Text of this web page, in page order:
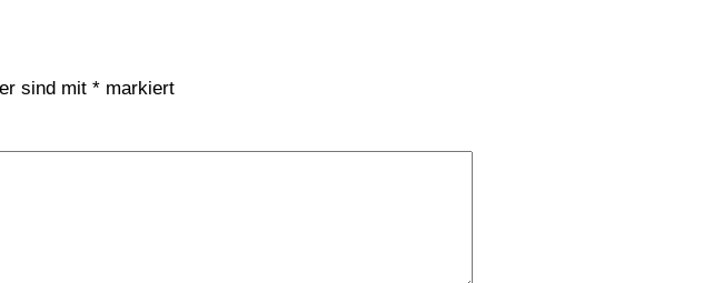
sind mit * markiert